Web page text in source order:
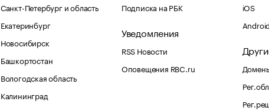
Санкт-Петербург и область
Екатеринбург
Новосибирск
Башкортостан
Вологодская область
Калининград
Подписка на РБК
Уведомления
RSS Новости
Оповещения RBC.ru
iOS